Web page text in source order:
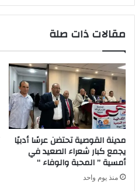
ر
د
ا
ل
ك
ت
ر
و
ن
ي
مقالات ذات صلة
مدينة القوصية تحتضن عرسًا أدبيًا
يجمع كبار شعراء الصعيد في
أمسية ” المحبة والوفاء “
منذ يوم واحد